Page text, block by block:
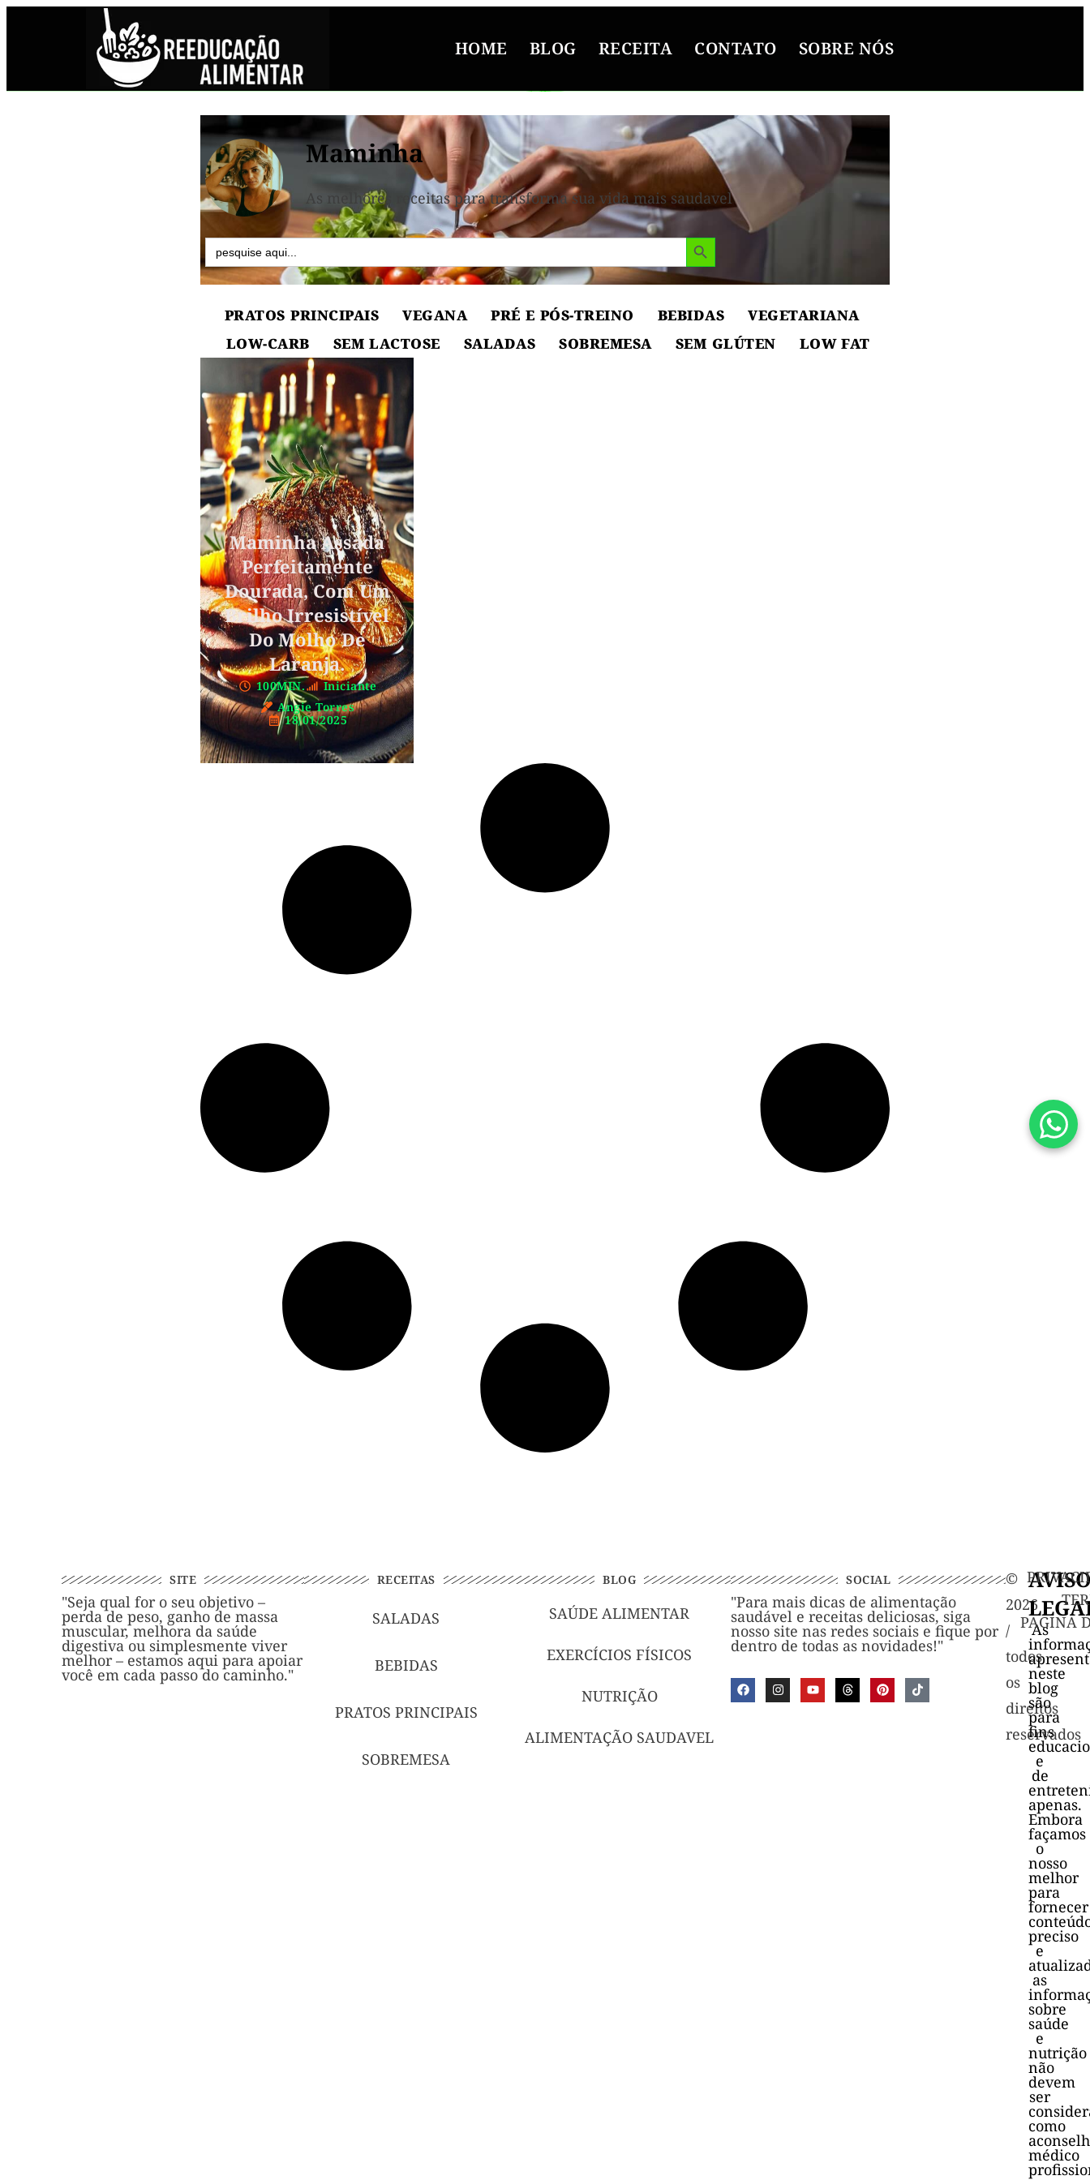
HOME BLOG RECEITA CONTATO SOBRE NÓS
Maminha
As melhores receitas para transforma sua vida mais saudavel
Search
for:
Search Button
PRATOS PRINCIPAIS VEGANA PRÉ E PÓS-TREINO BEBIDAS
VEGETARIANA
LOW-CARB
SEM LACTOSE SALADAS SOBREMESA SEM GLÚTEN LOW FAT
Maminha Assada
Perfeitamente
Dourada, Com Um
Brilho Irresistível
Do Molho De
Laranja.
100MIN.
Iniciante
Angie Torres
18/01/2025
SITE
"Seja qual for o seu objetivo –
perda de peso, ganho de massa
muscular, melhora da saúde
digestiva ou simplesmente viver
melhor – estamos aqui para apoiar
você em cada passo do caminho."
RECEITAS
SALADAS
BEBIDAS
PRATOS PRINCIPAIS
SOBREMESA
BLOG
SAÚDE ALIMENTAR
EXERCÍCIOS FÍSICOS
NUTRIÇÃO
ALIMENTAÇÃO SAUDAVEL
SOCIAL
"Para mais dicas de alimentação
saudável e receitas deliciosas, siga
nosso site nas redes sociais e fique por
dentro de todas as novidades!"
©️
2026
/
todos
os
direitos
reservados
PAGINA
As
neste
blog
são
para
fins
e
de
apenas.
Embora
façamos
o
nosso
melhor
para
fornecer
preciso
e
as
sobre
saúde
e
nutrição
não
devem
ser
como
médico